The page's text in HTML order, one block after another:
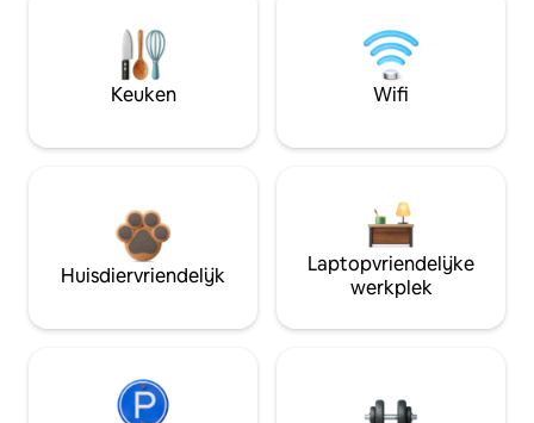
Keuken Wifi
Huisdiervriendelijk
Laptopvriendelijke
werkplek